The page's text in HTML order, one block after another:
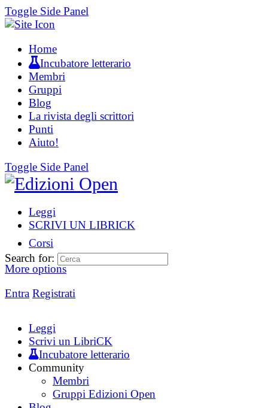
Toggle Side Panel
Home
Incubatore letterario
Membri
Gruppi
Blog
La rivista degli scrittori
Punti
Aiuto!
Toggle Side Panel
Leggi
SCRIVI UN LIBRICK
Corsi
More options
Entra Registrati
Search for:
Leggi
Scrivi un LibriCK
Incubatore letterario
Community
Membri
Gruppi Edizioni Open